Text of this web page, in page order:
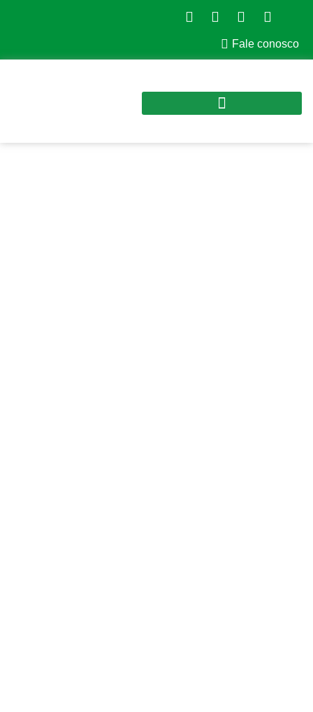
Fale conosco